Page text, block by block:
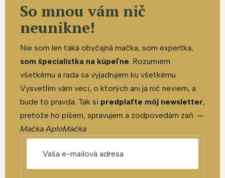
So mnou vám nič
neunikne!
Nie som len taká obyčajná mačka, som expertka,
som špecialistka na kúpeľne . Rozumiem
všetkému a rada sa vyjadrujem ku všetkému.
Vysvetlím vám veci, o ktorých ani ja nič neviem, a
bude to pravda. Tak si predplaťte môj newsletter,
pretože ho píšem, spravujem a zodpovedám zaň. —
Mačka AploMačka